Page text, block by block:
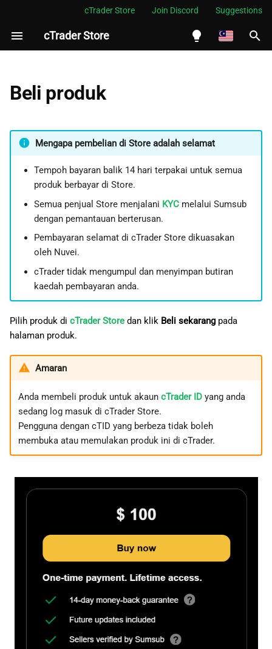
cTrader Store Join Discord Suggestions
cTrader Store
العربية
Melayu
한국어
Deutsch
Français
Русский
S
aVersi percubaan
Produk percuma
Beli produk
Mengapa pembelian di Store adalah selamat
Tempoh bayaran balik 14 hari terpakai untuk semua
produk berbayar di Store.
Semua penjual Store menjalani KYC melalui Sumsub
dengan pemantauan berterusan.
Pembayaran selamat di cTrader Store dikuasakan
oleh Nuvei.
cTrader tidak mengumpul dan menyimpan butiran
kaedah pembayaran anda.
Pilih produk di cTrader Store dan klik Beli sekarang pada
halaman produk.
Amaran
Anda membeli produk untuk akaun cTrader IDyang anda
sedang log masuk di cTrader Store.
Pengguna dengan cTID yang berbeza tidak boleh
membuka atau memulakan produk ini di cTrader.